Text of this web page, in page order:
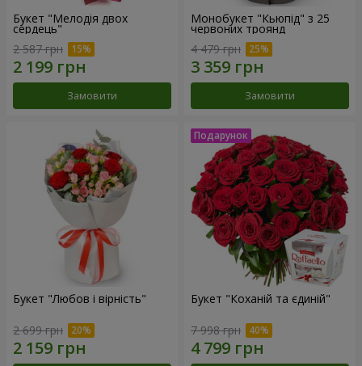
Букет "Мелодія двох
сердець"
2 587 грн
Замовити
Монобукет "Кьюпід" з 25
червоних троянд
4 479 грн
Замовити
Букет "Любов і вірність"
2 699 грн
Букет "Коханій та єдиній"
7 998 грн